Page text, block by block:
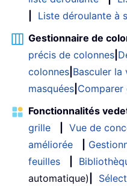
Liste déroulante à
Gestionnaire de
précis de colonnes
colonnes Basculer
masquées Comparer
Fonctionnalités
grille
Vue de
améliorée
feuilles
automatique)